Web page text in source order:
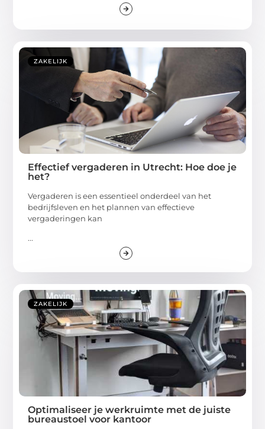
ZAKELIJK
Effectief vergaderen in Utrecht: Hoe doe je
het?
Vergaderen is een essentieel onderdeel van het
bedrijfsleven en het plannen van effectieve
vergaderingen kan
...
ZAKELIJK
Optimaliseer je werkruimte met de juiste
bureaustoel voor kantoor